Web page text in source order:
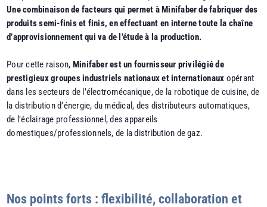
Une combinaison de facteurs qui permet à Minifaber de fabriquer des
produits semi-finis et finis, en effectuant en interne toute la chaîne
d’approvisionnement qui va de l’étude à la production.
Pour cette raison, Minifaber est un fournisseur privilégié de
prestigieux groupes industriels nationaux et internationaux opérant
dans les secteurs de l’électromécanique, de la robotique de cuisine, de
la distribution d’énergie, du médical, des distributeurs automatiques,
de l’éclairage professionnel, des appareils
domestiques/professionnels, de la distribution de gaz.
Nos points forts : flexibilité, collaboration et